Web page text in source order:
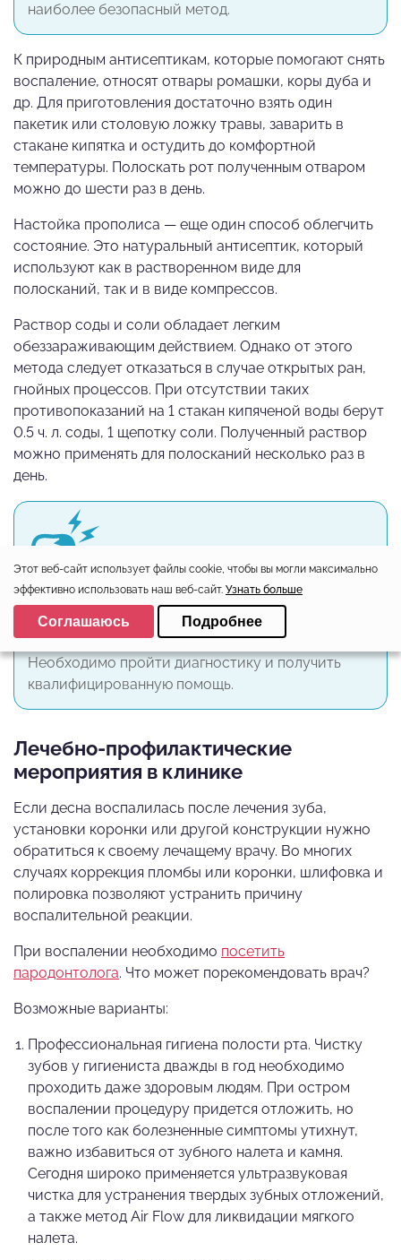
наиболее безопасный метод.
К природным антисептикам, которые помогают снять
воспаление, относят отвары ромашки, коры дуба и
др. Для приготовления достаточно взять один
пакетик или столовую ложку травы, заварить в
стакане кипятка и остудить до комфортной
температуры. Полоскать рот полученным отваром
можно до шести раз в день.
Настойка прополиса — еще один способ облегчить
состояние. Это натуральный антисептик, который
используют как в растворенном виде для
полосканий, так и в виде компрессов.
Раствор соды и соли обладает легким
обеззараживающим действием. Однако от этого
метода следует отказаться в случае открытых ран,
гнойных процессов. При отсутствии таких
противопоказаний на 1 стакан кипяченой воды берут
0.5 ч. л. соды, 1 щепотку соли. Полученный раствор
можно применять для полосканий несколько раз в
день.
Следует помнить, что народные методы ни в
коем случае не заменяют визит к врачу.
Необходимо пройти диагностику и получить
квалифицированную помощь.
Лечебно-профилактические
мероприятия в клинике
Если десна воспалилась после лечения зуба,
установки коронки или другой конструкции нужно
обратиться к своему лечащему врачу. Во многих
случаях коррекция пломбы или коронки, шлифовка и
полировка позволяют устранить причину
воспалительной реакции.
При воспалении необходимо посетить
пародонтолога. Что может порекомендовать врач?
Возможные варианты:
Профессиональная гигиена полости рта. Чистку
зубов у гигиениста дважды в год необходимо
проходить даже здоровым людям. При остром
воспалении процедуру придется отложить, но
после того как болезненные симптомы утихнут,
важно избавиться от зубного налета и камня.
Сегодня широко применяется ультразвуковая
чистка для устранения твердых зубных отложений,
а также метод Air Flow для ликвидации мягкого
налета.
Этот веб-сайт использует файлы cookie, чтобы вы могли максимально
эффективно использовать наш веб-сайт. Узнать больше
Выберите настройки cookie
Минимальные
Аналитические/Функциональные
Соглашаюсь Подробнее